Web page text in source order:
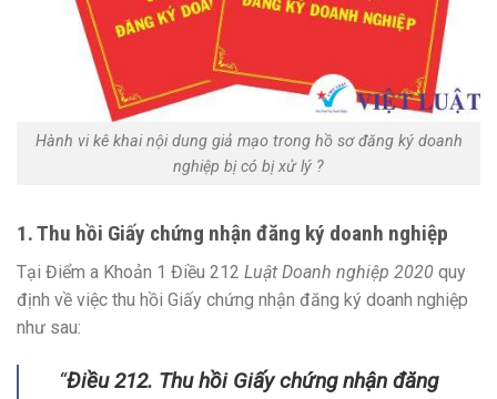
Hành vi kê khai nội dung giả mạo trong hồ sơ đăng ký doanh
nghiệp bị có bị xử lý ?
1. Thu hồi Giấy chứng nhận đăng ký doanh nghiệp
Tại Điểm a Khoản 1 Điều 212 Luật Doanh nghiệp 2020 quy
định về việc thu hồi Giấy chứng nhận đăng ký doanh nghiệp
như sau:
“Điều 212. Thu hồi Giấy chứng nhận đăng